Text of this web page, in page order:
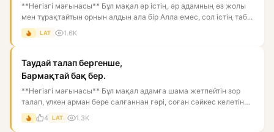
**Негізгі мағынасы** Бұл мақал әр істің, әр адамның өз жолы
мен тұрақтайтын орнын алдын ала бір Алла емес, сол істің таб...
LAT 1.6K
Таудай талап бергенше,
Бармақтай бақ бер.
**Негізгі мағынасы** Бұл мақал адамға шама жетпейтін зор
талап, үлкен арман бере салғаннан гөрі, соған сәйкес келетін
ба...
4 LAT 1.3K